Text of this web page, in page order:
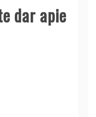
dar apie